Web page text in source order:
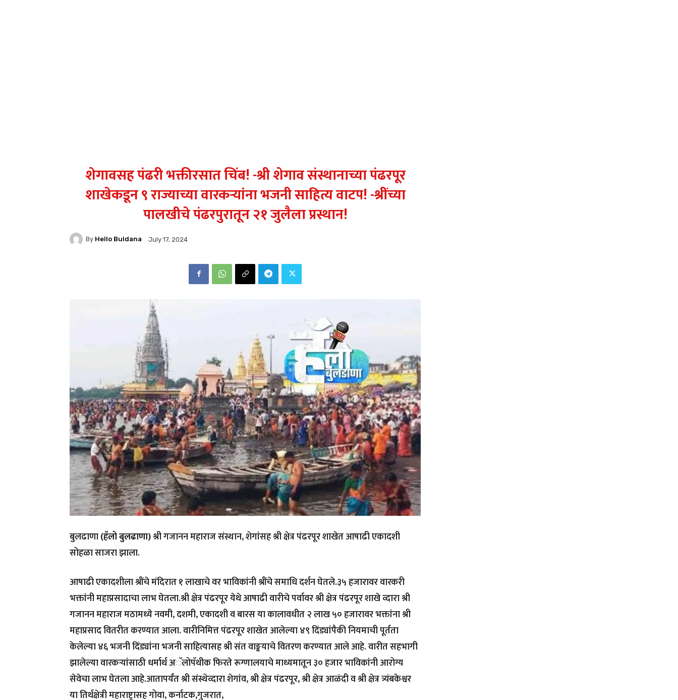
शेगावसह पंढरी भक्तीरसात चिंब! -श्री शेगाव संस्थानाच्या पंढरपूर
शाखेकडून ९ राज्याच्या वारकऱ्यांना भजनी साहित्य वाटप! -श्रींच्या
पालखीचे पंढरपुरातून २१ जुलैला प्रस्थान!
By Hello Buldana July 17, 2024
बुलढाणा(हॅलो बुलढाणा)श्री गजानन महाराज संस्थान, शेगांसह श्री क्षेत्र पंढरपूर शाखेत आषाढी एकादशी
सोहळा साजरा झाला.
आषाढी एकादशीला श्रींचे मंदिरात १ लाखाचे वर भाविकांनी श्रींचे समाधि दर्शन घेतले.३५ हजारावर वारकरी
भक्तांनी महाप्रसादाचा लाभ घेतला.श्री क्षेत्र पंढरपूर येथे आषाढी वारीचे पर्वावर श्री क्षेत्र पंढरपूर शाखे व्दारा श्री
गजानन महाराज मठामध्ये नवमी, दशमी, एकादशी व बारस या कालावधीत २ लाख ५० हजारावर भक्तांना श्री
महाप्रसाद वितरीत करण्यात आला. वारीनिमित्त पंढरपूर शाखेत आलेल्या ४९ दिंड्यांपैकी नियमाची पूर्तता
केलेल्या ४६ भजनी दिंड्यांना भजनी साहित्यासह श्री संत वाङ्मयाचे वितरण करण्यात आले आहे. वारीत सहभागी
झालेल्या वारकऱ्यांसाठी धर्मार्थ अॅलोपॅथीक फिरते रूग्णालयाचे माध्यमातून ३० हजार भाविकांनी आरोग्य
सेवेचा लाभ घेतला आहे.आतापर्यंत श्री संस्थेव्दारा शेगांव, श्री क्षेत्र पंढरपूर, श्री क्षेत्र आळंदी व श्री क्षेत्र त्र्यंबकेश्वर
या तिर्थक्षेत्री महाराष्ट्रासह गोवा, कर्नाटक,गुजरात,